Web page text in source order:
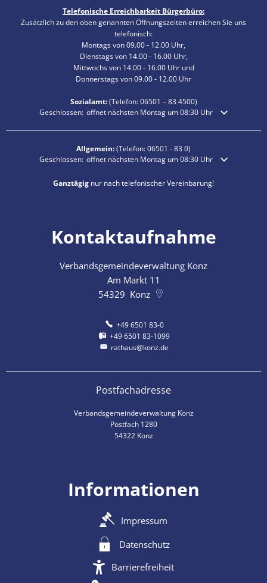
Telefonische Erreichbarkeit Bürgerbüro:
Zusätzlich zu den oben genannten Öffnungszeiten erreichen Sie uns
telefonisch:
Montags von 09.00 - 12.00 Uhr,
Dienstags von 14.00 - 16.00 Uhr,
Mittwochs von 14.00 - 16.00 Uhr und
Donnerstags von 09.00 - 12.00 Uhr
Sozialamt:(Telefon:06501 – 834500)
Klicken, um weitere Öffnungs- oder Schließzeiten auszublenden
Geschlossen: öffnet nächsten Montag um 08:30 Uhr
Allgemein:(Telefon:06501 - 83 0)
Klicken, um weitere Öffnungs- oder Schließzeiten auszublenden
Geschlossen: öffnet nächsten Montag um 08:30 Uhr
Ganztägig nur nach telefonischer Vereinbarung!
Kontaktaufnahme
Verbandsgemeindeverwaltung Konz
Am Markt 11
54329 Konz
+49 6501 83-0
+49 6501 83-1099
rathaus@konz.de
Postfachadresse
Verbandsgemeindeverwaltung Konz
Postfach 1280
54322 Konz
Informationen
Impressum
Datenschutz
Barrierefreiheit